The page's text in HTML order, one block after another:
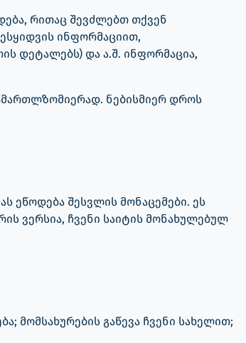
რითაც შევძლებთ თქვენ
ინფორმაციით,
დეტალებს) და ა.შ. ინფორმაცია,
ნებისმიერ დროს
ეწოდება შესვლის მონაცემები. ეს
ვერსია, ჩვენი საიტის მონახულებულ
მომსახურების გაწევა ჩვენი სახელით;